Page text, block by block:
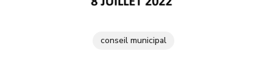
conseil municipal